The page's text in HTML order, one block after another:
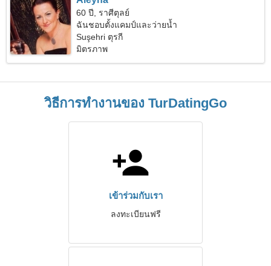
60 ปี, ราศีตุลย์
ฉันชอบตั้งแคมป์และว่ายน้ำ
Suşehri ตุรกี
มิตรภาพ
วิธีการทำงานของ TurDatingGo
เข้าร่วมกับเรา
ลงทะเบียนฟรี